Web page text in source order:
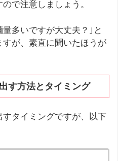
で注意しましょう。
多いですが大丈夫？｣と
が、素直に聞いたほうが
す方法とタイミング
タイミングですが、以下